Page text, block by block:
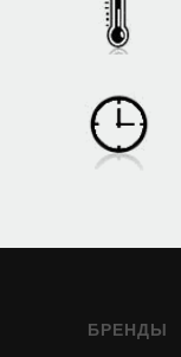
БРЕНДЫ